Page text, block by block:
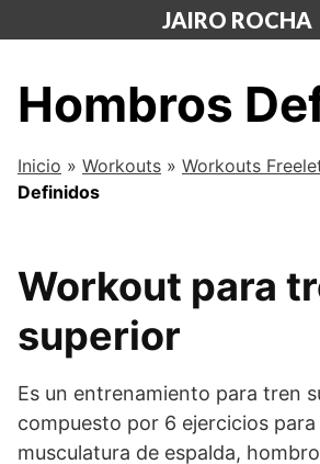
al
JAIRO ROCHA
Hombros
Inicio » Workouts » Workouts
Definidos
Workout para
superior
Es un entrenamiento para tren
compuesto por 6 ejercicios
musculatura de espalda,